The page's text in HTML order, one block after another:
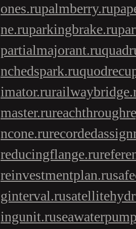
ones.rupalmberry.ru
ne.ruparkingbrake.ru
partialmajorant.ru
nchedspark.ru
imator.ru
master.ru
ncone.ru
reducingflange.ru
reinvestmentplan.ru
ginterval.ru
ingunit.ru